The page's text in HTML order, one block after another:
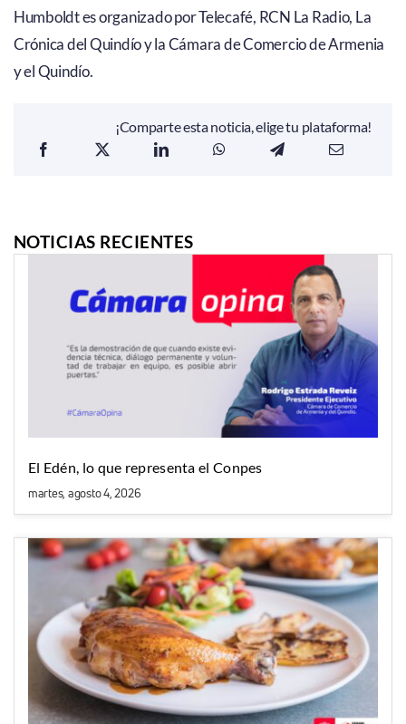
Humboldt es organizado por Telecafé, RCN La Radio, La
Crónica del Quindío y la Cámara de Comercio de Armenia
y el Quindío.
¡Comparte esta noticia, elige tu plataforma!
NOTICIAS RECIENTES
El Edén, lo que representa el Conpes
martes, agosto 4, 2026